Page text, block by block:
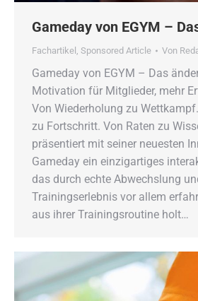
Gameday von EGYM –
Fachartikel Sponsored Article Von
Gameday von EGYM – Das
Motivation für Mitglieder, mehr
Von Wiederholung zu
zu Fortschritt. Von Raten zu
präsentiert mit seiner neuesten
Gameday ein einzigartiges
das durch echte Abwechslung
Trainingserlebnis vor allem
aus ihrer Trainingsroutine holt…